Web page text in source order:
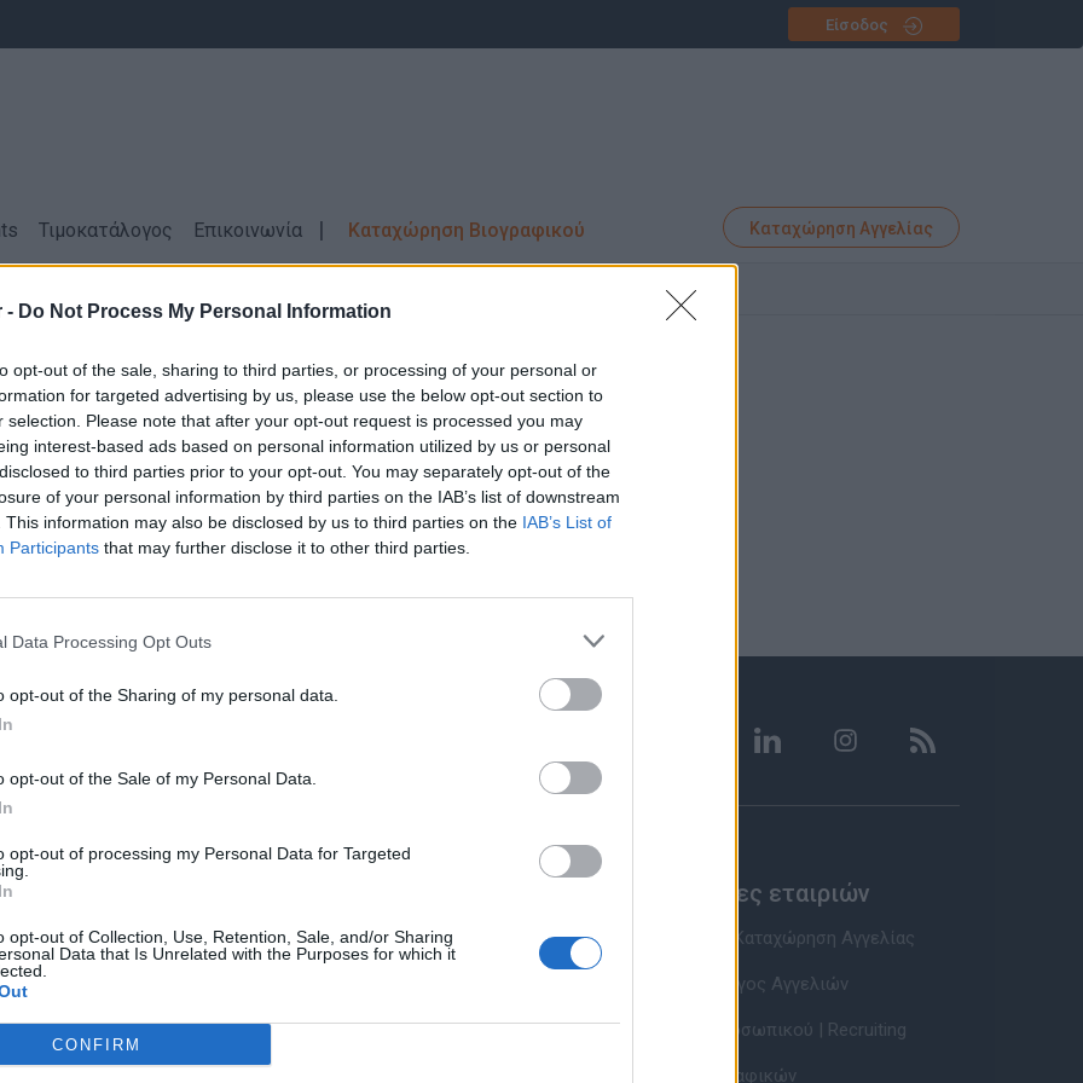
- Do Not Process My Personal Information
opt-out of the sale, sharing to third parties, or processing of your personal or
for targeted advertising by us, please use the below opt-out section to
selection. Please note that after your opt-out request is processed you may
interest-based ads based on personal information utilized by us or personal
to third parties prior to your opt-out. You may separately opt-out of the
of your personal information by third parties on the IAB’s list of downstream
This information may also be disclosed by us to third parties on the IAB’s List of
Participants that may further disclose it to other third parties.
Data Processing Opt Outs
opt-out of the Sharing of my personal data.
opt-out of the Sale of my Personal Data.
opt-out of processing my Personal Data for Targeted
opt-out of Collection, Use, Retention, Sale, and/or Sharing
Data that Is Unrelated with the Purposes for which it
CONFIRM
Είσοδος
Τιμοκατάλογος Επικοινωνία Καταχώρηση Βιογραφικού Καταχώρηση Αγγελίας
ΕργασίαςΒοηθοί Κουζίνας \ ΙΩΑΝΝΙΝΑ
Δεν βρέθηκαν αποτελέσματα για την αναζήτηση σας!
υποψηφίων
Online Βιογραφικού
Καριέρας
Περιγραφές Θέσεων Εργασίας
Υπολογισμός καθαρού μισθού
Υπηρεσίες εταιριών
Εγγραφή & Καταχώρηση Αγγελίας
Τιμοκατάλογος Αγγελιών
Εύρεση Προσωπικού | Recruiting
Βάση Βιογραφικών